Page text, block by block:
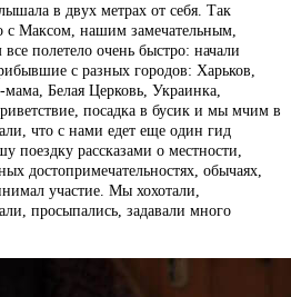
в двух метрах от себя. Так
с Максом, нашим замечательным,
полетело очень быстро: начали
с разных городов: Харьков,
Белая Церковь, Украинка,
посадка в бусик и мы мчим в
что с нами едет еще один гид
поездку рассказами о местности,
достопримечательностях, обычаях,
участие. Мы хохотали,
просыпались, задавали много